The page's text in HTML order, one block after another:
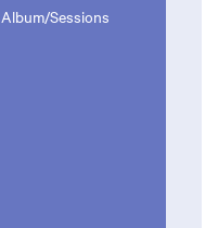
Album/Sessions